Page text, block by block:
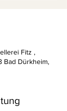
Fitz ,
Bad Dürkheim,